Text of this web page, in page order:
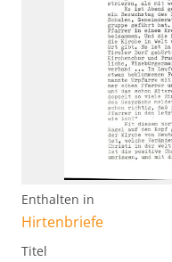
Enthalten in
Hirtenbriefe
Titel